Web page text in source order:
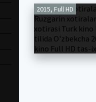
2015, Full HD